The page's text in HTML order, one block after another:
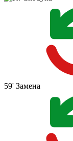
59' Замена